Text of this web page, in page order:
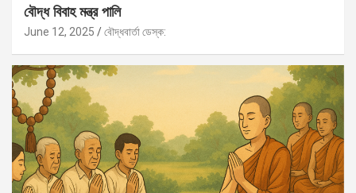
বৌদ্ধ বিবাহ মন্ত্র পালি
June 12, 2025 বৌদ্ধবার্তা ডেস্ক: